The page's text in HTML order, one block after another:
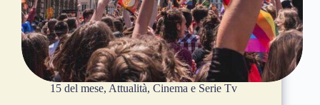
15 del mese, Attualità, Cinema e Serie Tv